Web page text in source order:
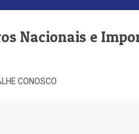
Nacionais e
CONOSCO